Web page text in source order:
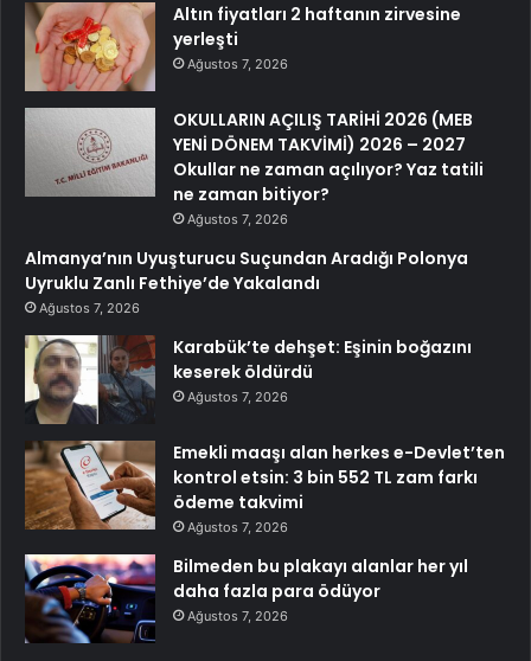
Altın fiyatları 2 haftanın zirvesine
yerleşti
Ağustos 7, 2026
OKULLARIN AÇILIŞ TARİHİ 2026 (MEB
YENİ DÖNEM TAKVİMİ) 2026 – 2027
Okullar ne zaman açılıyor? Yaz tatili
ne zaman bitiyor?
Ağustos 7, 2026
Almanya’nın Uyuşturucu Suçundan Aradığı Polonya
Uyruklu Zanlı Fethiye’de Yakalandı
Ağustos 7, 2026
Karabük’te dehşet: Eşinin boğazını
keserek öldürdü
Ağustos 7, 2026
Emekli maaşı alan herkes e-Devlet’ten
kontrol etsin: 3 bin 552 TL zam farkı
ödeme takvimi
Ağustos 7, 2026
Bilmeden bu plakayı alanlar her yıl
daha fazla para ödüyor
Ağustos 7, 2026